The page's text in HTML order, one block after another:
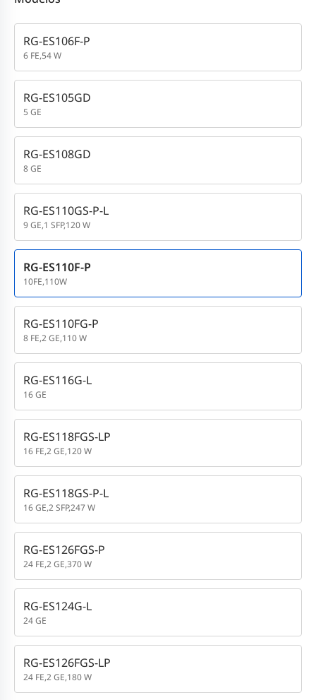
RG-ES106F-P
6 FE,54 W
RG-ES105GD
5 GE
RG-ES108GD
8 GE
RG-ES110GS-P-L
9 GE,1 SFP,120 W
RG-ES110F-P
10FE,110W
RG-ES110FG-P
8 FE,2 GE,110 W
RG-ES116G-L
16 GE
RG-ES118FGS-LP
16 FE,2 GE,120 W
RG-ES118GS-P-L
16 GE,2 SFP,247 W
RG-ES126FGS-P
24 FE,2 GE,370 W
RG-ES124G-L
24 GE
RG-ES126FGS-LP
24 FE,2 GE,180 W